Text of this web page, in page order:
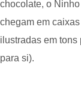
chocolate, o
chegam em
ilustradas em tons
para si).